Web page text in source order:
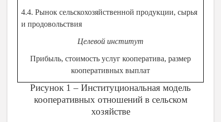
4.4. Рынок сельскохозяйственной продукции, сырья
и продовольствия
Целевой институт
Прибыль, стоимость услуг кооператива, размер
кооперативных выплат
Рисунок 1 – Институциональная модель
кооперативных отношений в сельском
хозяйстве